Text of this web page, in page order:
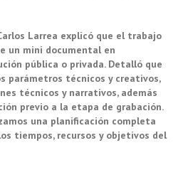
Larrea explicó que el trabajo
un mini documental en
pública o privada. Detalló que
parámetros técnicos y creativos,
técnicos y narrativos, además
previo a la etapa de grabación.
una planificación completa
tiempos, recursos y objetivos del